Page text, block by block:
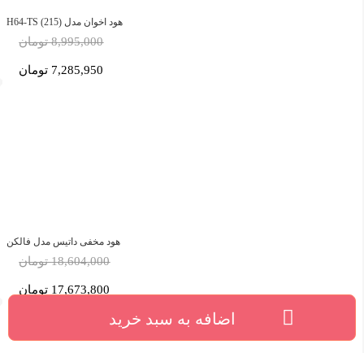
اضافه به سبد خرید
هود اخوان مدل H64-TS (215)
8,995,000 تومان
7,285,950 تومان
هود مخفی داتیس مدل فالکن
18,604,000 تومان
17,673,800 تومان